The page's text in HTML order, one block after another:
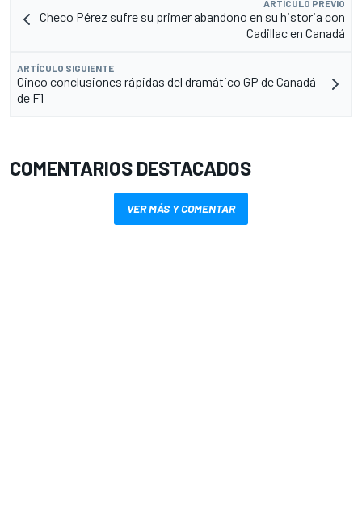
ARTÍCULO PREVIO
Checo Pérez sufre su primer abandono en su historia con
Cadillac en Canadá
ARTÍCULO SIGUIENTE
Cinco conclusiones rápidas del dramático GP de Canadá
de F1
COMENTARIOS DESTACADOS
VER MÁS Y COMENTAR